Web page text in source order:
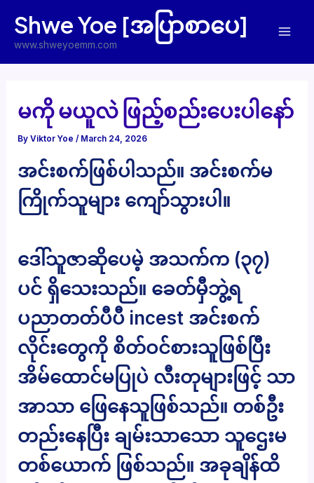
content
Shwe Yoe [အပြာစာပေ]
www.shweyoemm.com
မကို မယူလဲ ဖြည့်စည်းပေးပါနော်
ByViktor Yoe/ March 24, 2026
အင်းစက်ဖြစ်ပါသည်။ အင်းစက်မ
ကြိုက်သူများ ကျော်သွားပါ။
ဒေါ်သူဇာဆိုပေမဲ့ အသက်က (၃၇)
ပင် ရှိသေးသည်။ ခေတ်မှီဘွဲ့ရ
ပညာတတ်ပီပီ incest အင်းစက်
လိုင်းတွေကို စိတ်ဝင်စားသူဖြစ်ပြီး
အိမ်ထောင်မပြုပဲ လီးတုများဖြင့် သာ
အာသာ ဖြေနေသူဖြစ်သည်။ တစ်ဦး
တည်းနေပြီး ချမ်းသာသော သူဌေးမ
တစ်ယောက် ဖြစ်သည်။ အခုချိန်ထိ